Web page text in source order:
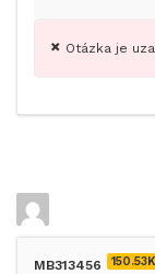
Otázka je
MB313456 150.53K